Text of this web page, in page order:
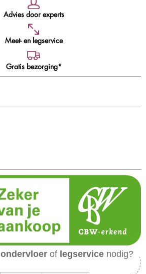
Advies door experts
Meet- en legservice
Gratis bezorging*
ondervloer of legservice nodig?